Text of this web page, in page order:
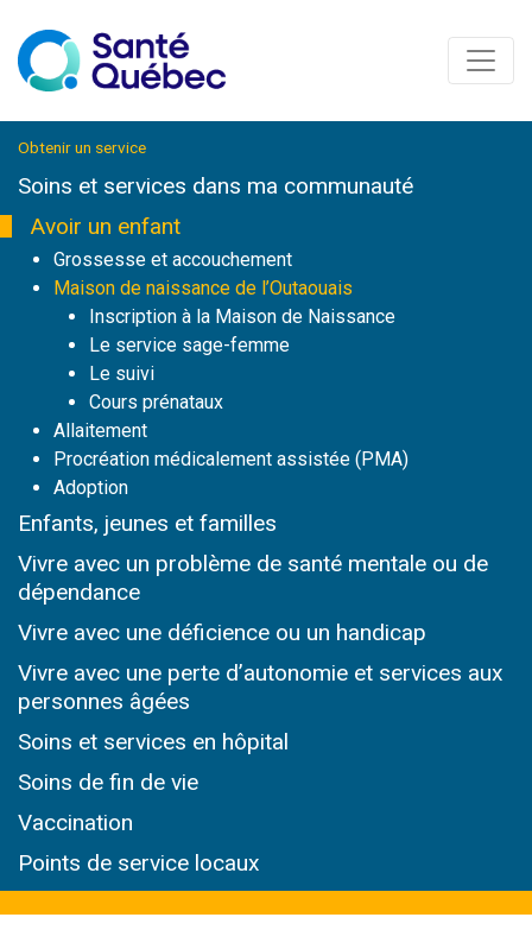
Obtenir un service
Soins et services dans ma communauté
Avoir un enfant
Grossesse et accouchement
Maison de naissance de l’Outaouais
Inscription à la Maison de Naissance
Le service sage-femme
Le suivi
Cours prénataux
Allaitement
Procréation médicalement assistée (PMA)
Adoption
Enfants, jeunes et familles
Vivre avec un problème de santé mentale ou de
dépendance
Vivre avec une déficience ou un handicap
Vivre avec une perte d’autonomie et services aux
personnes âgées
Soins et services en hôpital
Soins de fin de vie
Vaccination
Points de service locaux